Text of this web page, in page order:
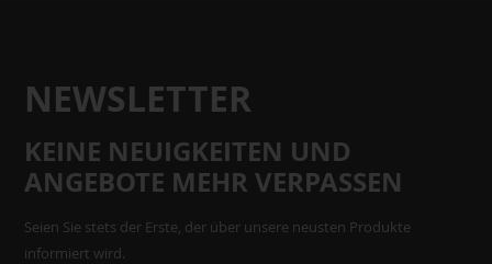
NEWSLETTER
KEINE NEUIGKEITEN UND
ANGEBOTE MEHR VERPASSEN
Seien Sie stets der Erste, der über unsere neusten Produkte
informiert wird.